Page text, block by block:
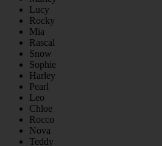
Lucy
Rocky
Mia
Rascal
Snow
Sophie
Harley
Pearl
Leo
Chloe
Rocco
Nova
Teddy